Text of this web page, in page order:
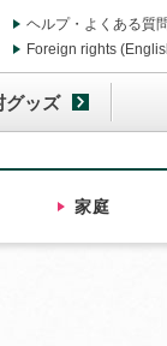
ヘルプ・よくある質
Foreign rights
グッズ
家庭